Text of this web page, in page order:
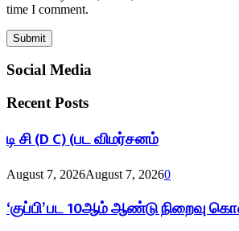
time I comment.
Social Media
Recent Posts
டி சி (D C) (பட விமர்சனம்
August 7, 2026August 7, 20260
‘குப்பி’ பட 10ஆம் ஆண்டு நிறைவு